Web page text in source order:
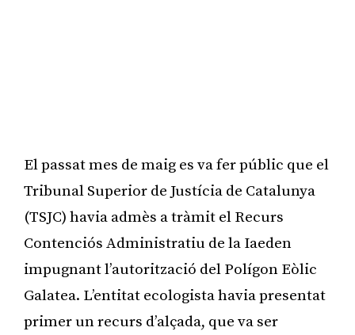
El passat mes de maig es va fer públic que el
Tribunal Superior de Justícia de Catalunya
(TSJC) havia admès a tràmit el Recurs
Contenciós Administratiu de la Iaeden
impugnant l’autorització del Polígon Eòlic
Galatea. L’entitat ecologista havia presentat
primer un recurs d’alçada, que va ser